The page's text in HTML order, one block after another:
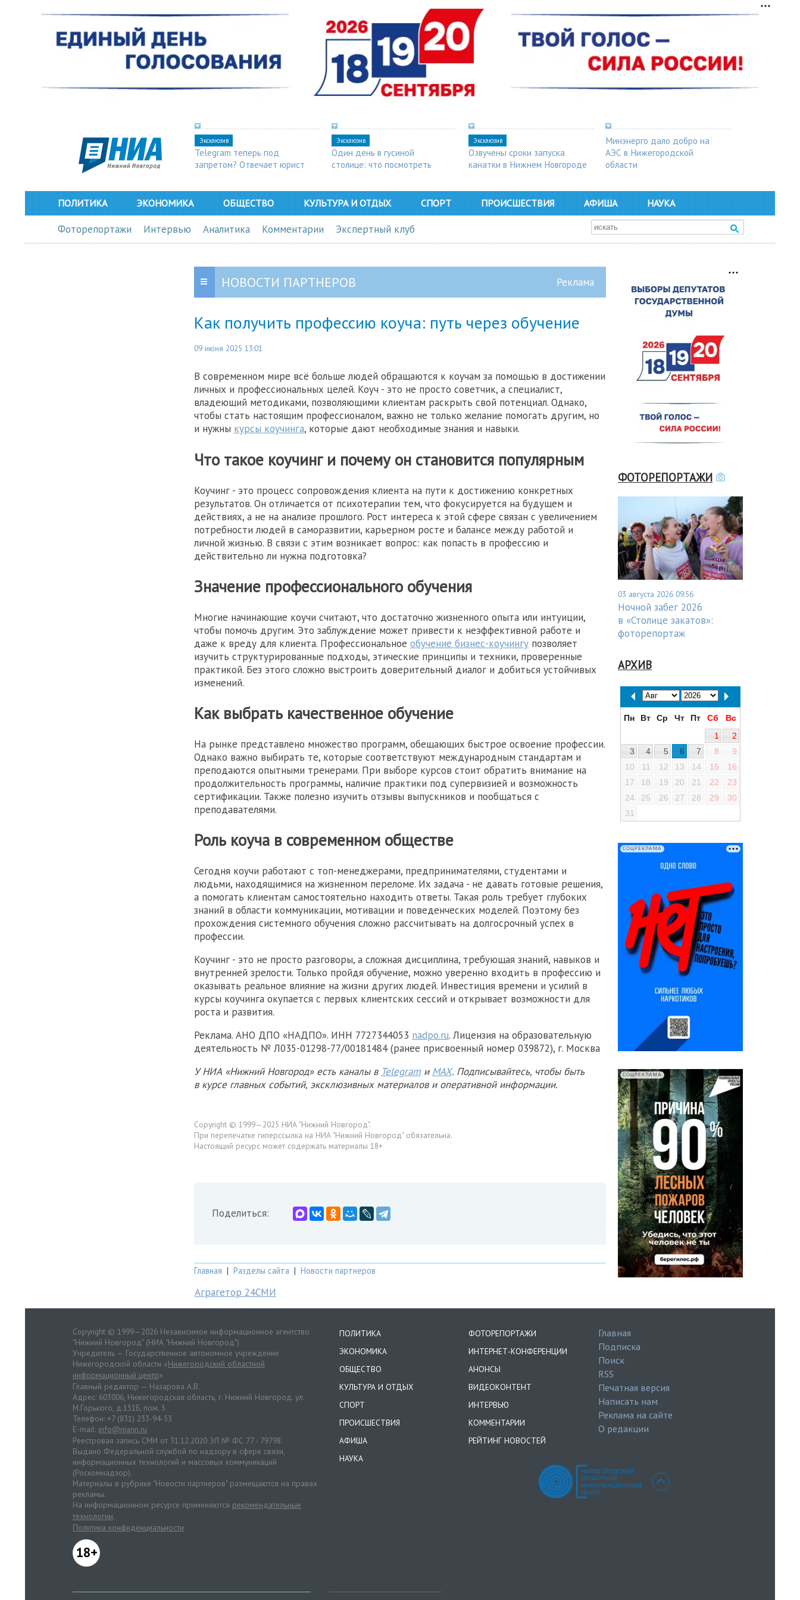
Эксклюзив
Telegram теперь под
запретом? Отвечает юрист
Эксклюзив
Один день в гусиной
столице: что посмотреть
Эксклюзив
Озвучены сроки запуска
канатки в Нижнем Новгороде
Минэнерго дало добро на
АЭС в Нижегородской
области
ПОЛИТИКА ЭКОНОМИКА ОБЩЕСТВО КУЛЬТУРА И ОТДЫХ СПОРТ ПРОИСШЕСТВИЯ АФИША НАУКА
Фоторепортажи Интервью Аналитика Комментарии Экспертный клуб
НОВОСТИ ПАРТНЕРОВ
Как получить профессию коуча: путь через обучение
09 июня 2025 13:01
В современном мире всё больше людей обращаются к коучам за помощью в достижении
личных и профессиональных целей. Коуч - это не просто советчик, а специалист,
владеющий методиками, позволяющими клиентам раскрыть свой потенциал. Однако,
чтобы стать настоящим профессионалом, важно не только желание помогать другим, но
и нужны курсы коучинга, которые дают необходимые знания и навыки.
Что такое коучинг и почему он становится популярным
Коучинг - это процесс сопровождения клиента на пути к достижению конкретных
результатов. Он отличается от психотерапии тем, что фокусируется на будущем и
действиях, а не на анализе прошлого. Рост интереса к этой сфере связан с увеличением
потребности людей в саморазвитии, карьерном росте и балансе между работой и
личной жизнью. В связи с этим возникает вопрос: как попасть в профессию и
действительно ли нужна подготовка?
Значение профессионального обучения
Многие начинающие коучи считают, что достаточно жизненного опыта или интуиции,
чтобы помочь другим. Это заблуждение может привести к неэффективной работе и
даже к вреду для клиента. Профессиональное обучение бизнес-коучингу позволяет
изучить структурированные подходы, этические принципы и техники, проверенные
практикой. Без этого сложно выстроить доверительный диалог и добиться устойчивых
изменений.
Как выбрать качественное обучение
На рынке представлено множество программ, обещающих быстрое освоение профессии.
Однако важно выбирать те, которые соответствуют международным стандартам и
преподаются опытными тренерами. При выборе курсов стоит обратить внимание на
продолжительность программы, наличие практики под супервизией и возможность
сертификации. Также полезно изучить отзывы выпускников и пообщаться с
преподавателями.
Роль коуча в современном обществе
Сегодня коучи работают с топ-менеджерами, предпринимателями, студентами и
людьми, находящимися на жизненном переломе. Их задача - не давать готовые решения,
а помогать клиентам самостоятельно находить ответы. Такая роль требует глубоких
знаний в области коммуникации, мотивации и поведенческих моделей. Поэтому без
прохождения системного обучения сложно рассчитывать на долгосрочный успех в
профессии.
Коучинг - это не просто разговоры, а сложная дисциплина, требующая знаний, навыков и
внутренней зрелости. Только пройдя обучение, можно уверенно входить в профессию и
оказывать реальное влияние на жизни других людей. Инвестиция времени и усилий в
курсы коучинга окупается с первых клиентских сессий и открывает возможности для
роста и развития.
Реклама. АНО ДПО «НАДПО». ИНН 7727344053 nadpo.ru. Лицензия на образовательную
деятельность № Л035-01298-77/00181484 (ранее присвоенный номер 039872), г. Москва
У НИА «Нижний Новгород» есть каналы в Telegram и MAX. Подписывайтесь, чтобы быть
в курсе главных событий, эксклюзивных материалов и оперативной информации.
Copyright © 1999—2025 НИА "Нижний Новгород".
При перепечатке гиперссылка на НИА "Нижний Новгород" обязательна.
Настоящий ресурс может содержать материалы 18+
Поделиться:
Главная | Разделы сайта | Новости партнеров
Аграгетор 24СМИ
ФОТОРЕПОРТАЖИ
03 августа 2026 09:56
Ночной забег 2026
в «Столице закатов»:
фоторепортаж
АРХИВ
Пн Вт Ср Чт Пт Сб
Вс
1
2
3
4 5 6 7 8
9
10
11 12 13 14 15
16
17
18 19 20 21 22
23
24
25 26 27 28 29
30
31
СОЦРЕКЛАМА
СОЦРЕКЛАМА
Copyright © 1999—2026 Независимое информационное агентство
"Нижний Новгород" (НИА "Нижний Новгород")
Учредитель — Государственное автономное учреждение
Нижегородской области «Нижегородский областной
информационный центр»
Главный редактор — Назарова А.В.
Адрес: 603006, Нижегородская область, г. Нижний Новгород. ул.
М.Горького, д.151Б, пом. 5
Телефон: +7 (831) 233-94-53
E-mail: info@niann.ru
Реестровая запись СМИ от 31.12.2020 ЭЛ № ФС 77 - 79798.
Выдано Федеральной службой по надзору в сфере связи,
информационных технологий и массовых коммуникаций
(Роскомнадзор).
Материалы в рубрике "Новости партнеров" размещаются на правах
рекламы.
На информационном ресурсе применяются рекомендательные
технологии.
Политика конфиденциальности
18+
ПОЛИТИКА
ЭКОНОМИКА
ОБЩЕСТВО
КУЛЬТУРА И ОТДЫХ
СПОРТ
ПРОИСШЕСТВИЯ
АФИША
НАУКА
ФОТОРЕПОРТАЖИ
ИНТЕРНЕТ-КОНФЕРЕНЦИИ
АНОНСЫ
ВИДЕОКОНТЕНТ
ИНТЕРВЬЮ
КОММЕНТАРИИ
РЕЙТИНГ НОВОСТЕЙ
Главная
Подписка
Поиск
RSS
Печатная версия
Написать нам
Реклама на сайте
О редакции